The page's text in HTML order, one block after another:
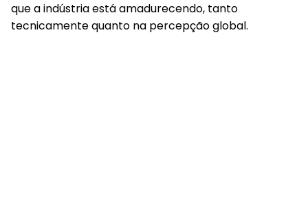
que a indústria está amadurecendo, tanto
tecnicamente quanto na percepção global.